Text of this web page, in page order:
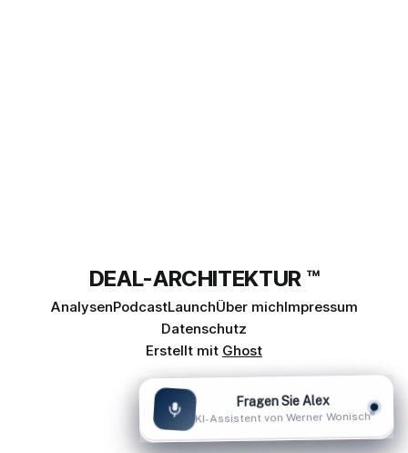
DEAL-ARCHITEKTUR ™
AnalysenPodcastLaunchÜber michImpressum
Datenschutz
Erstellt mit Ghost